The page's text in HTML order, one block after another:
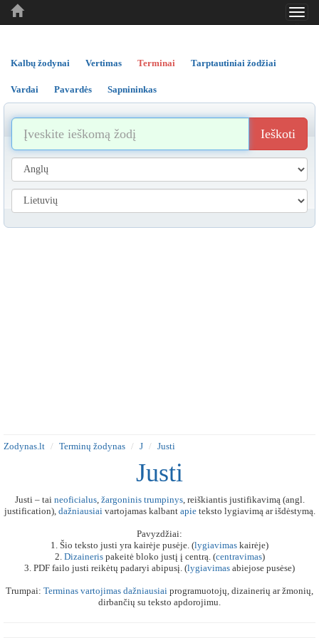
..
..
Kalbų žodynai Vertimas Terminai Tarptautiniai žodžiai
Vardai Pavardės Sapnininkas
Ieškoti
Zodynas.lt Terminų žodynas J Justi
Justi
Justi – tai neoficialus, žargoninis trumpinys, reiškiantis justifikavimą (angl.
justification), dažniausiaivartojamas kalbant apieteksto lygiavimą ar išdėstymą.
Pavyzdžiai:
1. Šio teksto justi yra kairėje pusėje. (lygiavimas kairėje)
2. Dizainerispakeitė bloko justį į centrą. (centravimas)
3. PDF failo justi reikėtų padaryi abipusį. (lygiavimas abiejose pusėse)
Trumpai: Terminas vartojimas dažniausiai programuotojų, dizainerių ar žmonių,
dirbančių su teksto apdorojimu.